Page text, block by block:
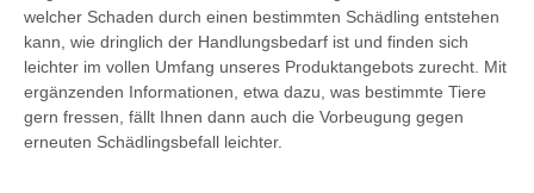
welcher Schaden durch einen bestimmten Schädling entstehen
kann, wie dringlich der Handlungsbedarf ist und finden sich
leichter im vollen Umfang unseres Produktangebots zurecht. Mit
ergänzenden Informationen, etwa dazu, was bestimmte Tiere
gern fressen, fällt Ihnen dann auch die Vorbeugung gegen
erneuten Schädlingsbefall leichter.